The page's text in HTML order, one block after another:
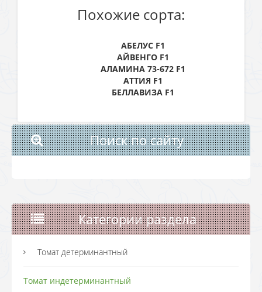
Похожие сорта:
АБЕЛУС F1
АЙВЕНГО F1
АЛАМИНА 73-672 F1
АТТИЯ F1
БЕЛЛАВИЗА F1
Поиск по сайту
Категории раздела
Томат детерминантный
Томат индетерминантный